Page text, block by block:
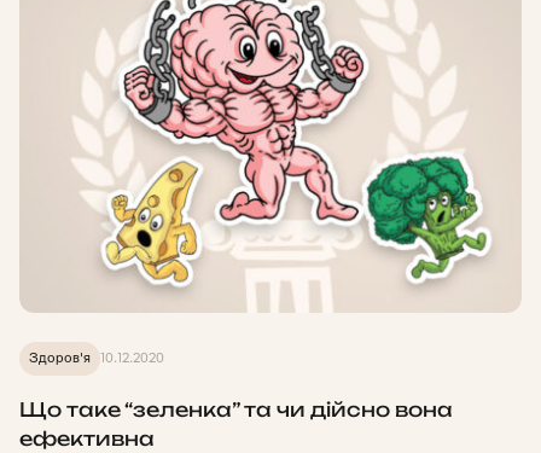
Здоров'я 10.12.2020
Що таке “зеленка” та чи дійсно вона
ефективна